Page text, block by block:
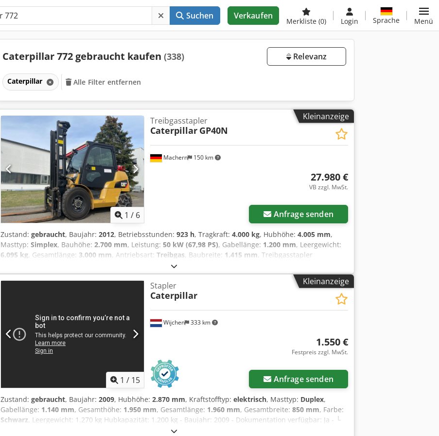
Suchen Verkaufen
Merkliste (0) Login Sprache Menü
Caterpillar 772 gebraucht kaufen (338) Relevanz
Caterpillar Alle Filter entfernen
Kleinanzeige
1 / 6
Machern 150 km
Treibgasstapler
Caterpillar GP40N
27.980 €
VB zzgl. MwSt.
Anfrage senden
Zustand: gebraucht, Baujahr: 2012, Betriebsstunden: 923 h, Tragkraft: 4.000 kg, Hubhöhe: 4.005 mm,
Masttyp: Simplex, Bauhöhe: 2.700 mm, Leistung: 50 kW (67,98 PS), Gabellänge: 1.200 mm, Leergewicht:
6.095 kg, Gesamtlänge: 3.000 mm, Antriebsart: Treibgas, Baubreite: 1.415 mm, Treibgasstapler
Lastschwerpunkt: 500 Gabelbreite: 125 mm Gabeldicke: 50 mm Masttyp: Standard Zustand Technisch:
sehr gut Bereifung vorne Typ: Luft Bereifung vorne Zustand: 60 - 80% Bereifung hinten Typ: Luft
Bereifung hinten Zustand: 60 - 80% Beschreibung: Gebrauchtgerät in gutem Zustand. Wartung und UVV-
Prüfung erneuert. Gebrauchtgerät mit einer Gewährleistung von 3 Monaten. Seitenschieber,
Arbeitsscheinwerfer vorn, Heizung, Vollkabine,
Kleinanzeige
1 / 15
Wijchen 333 km
Stapler
Caterpillar
1.550 €
Festpreis zzgl. MwSt.
Anfrage senden
Zustand: gebraucht, Baujahr: 2009, Hubhöhe: 2.870 mm, Kraftstofftyp: elektrisch, Masttyp: Duplex,
Gabellänge: 1.140 mm, Gesamthöhe: 1.950 mm, Gesamtlänge: 1.960 mm, Gesamtbreite: 850 mm, Farbe:
Schwarz, Leergewicht: 1.270 kg Hubkapazität: 1.200 kg - Baujahr: 2009 - Dokumentation verfügbar: Ja - └
Typ Dokumentation: Benutzerhandbuch - CE-Kennzeichnung vorhanden: Ja - CE-Zertifikat vorhanden: